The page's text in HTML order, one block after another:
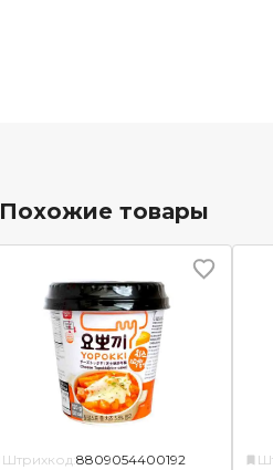
Похожие товары
Штрихкод: 8809054400192